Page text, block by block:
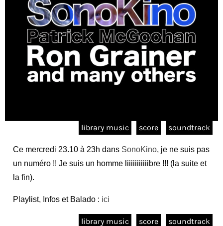
library music score soundtrack
Ce mercredi 23.10 à 23h dans SonoKino, je ne suis pas
un numéro !! Je suis un homme liiiiiiiiiiibre !!! (la suite et
la fin).
Playlist, Infos et Balado : ici
library music score soundtrack